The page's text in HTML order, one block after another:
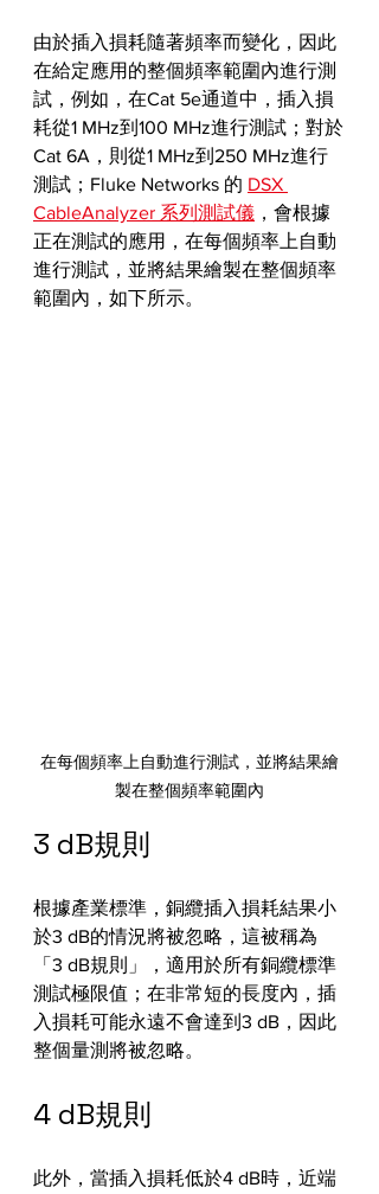
由於插入損耗隨著頻率而變化，因此
在給定應用的整個頻率範圍內進行測
試，例如，在Cat 5e通道中，插入損
耗從1 MHz到100 MHz進行測試；對於
Cat 6A，則從1 MHz到250 MHz進行
測試；Fluke Networks 的 DSX
CableAnalyzer 系列測試儀 ，會根據
正在測試的應用，在每個頻率上自動
進行測試，並將結果繪製在整個頻率
範圍內，如下所示。
在每個頻率上自動進行測試，並將結果繪
製在整個頻率範圍內
3 dB規則
根據產業標準，銅纜插入損耗結果小
於3 dB的情況將被忽略，這被稱為
「3 dB規則」，適用於所有銅纜標準
測試極限值；在非常短的長度內，插
入損耗可能永遠不會達到3 dB，因此
整個量測將被忽略。
4 dB規則
此外，當插入損耗低於4 dB時，近端